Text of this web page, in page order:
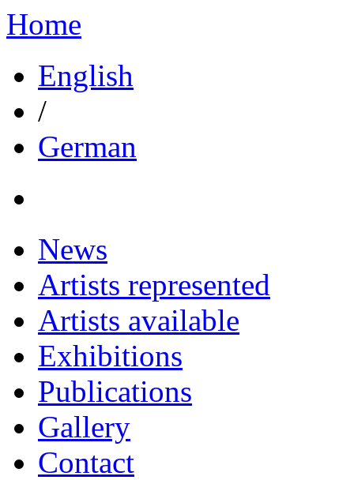
Home
English
/
German
News
Artists represented
Artists available
Exhibitions
Publications
Gallery
Contact